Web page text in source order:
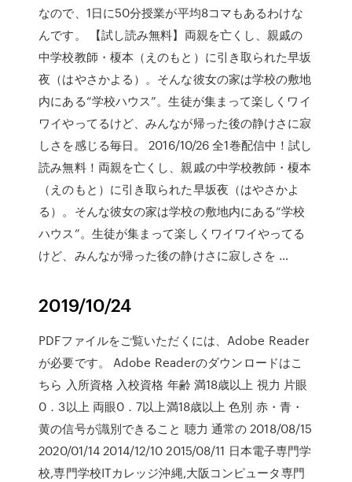
なので、1日に50分授業が平均8コマもあるわけな
んです。 【試し読み無料】両親を亡くし、親戚の
中学校教師・榎本（えのもと）に引き取られた早坂
夜（はやさかよる）。そんな彼女の家は学校の敷地
内にある“学校ハウス”。生徒が集まって楽しくワイ
ワイやってるけど、みんなが帰った後の静けさに寂
しさを感じる毎日。 2016/10/26 全1巻配信中！試し
読み無料！両親を亡くし、親戚の中学校教師・榎本
（えのもと）に引き取られた早坂夜（はやさかよ
る）。そんな彼女の家は学校の敷地内にある“学校
ハウス”。生徒が集まって楽しくワイワイやってる
けど、みんなが帰った後の静けさに寂しさを …
2019/10/24
PDFファイルをご覧いただくには、Adobe Reader
が必要です。 Adobe Readerのダウンロードはこ
ちら 入所資格 入校資格 年齢 満18歳以上 視力 片眼
0．3以上 両眼0．7以上満18歳以上 色別 赤・青・
黄の信号が識別できること 聴力 通常の 2018/08/15
2020/01/14 2014/12/10 2015/08/11 日本電子専門学
校,専門学校ITカレッジ沖縄,大阪コンピュータ専門